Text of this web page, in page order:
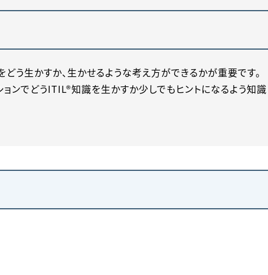
う生かすか、生かせるような考え方ができるかが重要です。
ンでどうITIL®知識を生かすか少しでもヒントになるよう知識